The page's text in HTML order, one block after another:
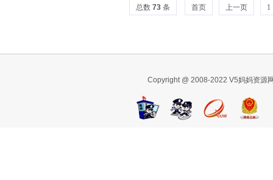
总数 73 条 首页 上一页 1
Copyright @ 2008-2022 V5妈妈资源